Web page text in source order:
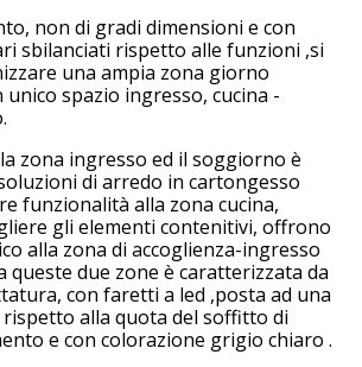
non di gradi dimensioni e con
sbilanciati rispetto alle funzioni ,si
una ampia zona giorno
spazio ingresso, cucina -
zona ingresso ed il soggiorno è
di arredo in cartongesso
funzionalità alla zona cucina,
gli elementi contenitivi, offrono
alla zona di accoglienza-ingresso
queste due zone è caratterizzata da
con faretti a led ,posta ad una
alla quota del soffitto di
e con colorazione grigio chiaro .